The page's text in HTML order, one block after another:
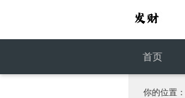
首页
你的位置：